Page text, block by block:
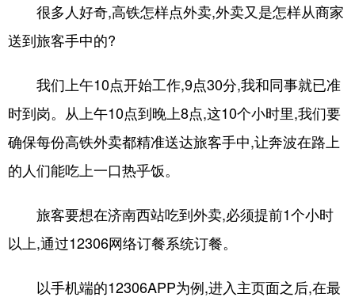
Deutsch
很多人好奇,高铁怎样点外卖,外卖又是怎样从商家
送到旅客手中的?
我们上午10点开始工作,9点30分,我和同事就已准
时到岗。从上午10点到晚上8点,这10个小时里,我们要
确保每份高铁外卖都精准送达旅客手中,让奔波在路上
的人们能吃上一口热乎饭。
旅客要想在济南西站吃到外卖,必须提前1个小时
以上,通过12306网络订餐系统订餐。
以手机端的12306APP为例,进入主页面之后,在最